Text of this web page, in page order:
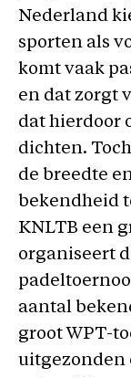
Nederland
sporten als
komt vaak
en dat zorgt
dat hierdoor
dichten.
de breedte
bekendheid
KNLTB een
organiseert
aantal
groot WPT-
uitgezonden